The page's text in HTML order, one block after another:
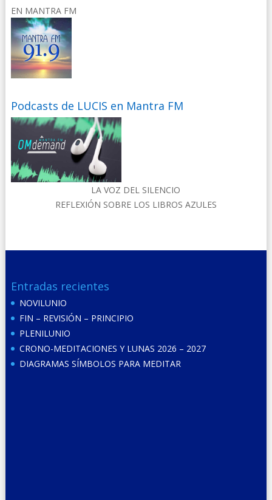
EN MANTRA FM
Podcasts de LUCIS en Mantra FM
LA VOZ DEL SILENCIO
REFLEXIÓN SOBRE LOS LIBROS AZULES
Entradas recientes
NOVILUNIO
FIN – REVISIÓN – PRINCIPIO
PLENILUNIO
CRONO-MEDITACIONES Y LUNAS 2026 – 2027
DIAGRAMAS SÍMBOLOS PARA MEDITAR